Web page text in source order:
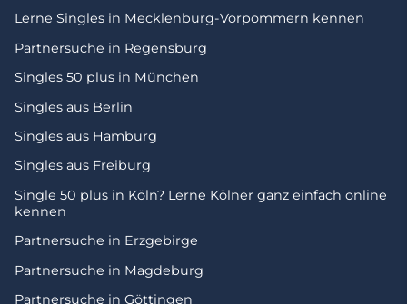
Lerne Singles in Mecklenburg-Vorpommern kennen
Partnersuche in Regensburg
Singles 50 plus in München
Singles aus Berlin
Singles aus Hamburg
Singles aus Freiburg
Single 50 plus in Köln? Lerne Kölner ganz einfach online
kennen
Partnersuche in Erzgebirge
Partnersuche in Magdeburg
Partnersuche in Göttingen